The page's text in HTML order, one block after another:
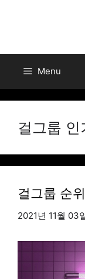
Menu
걸그룹 인
걸그룹 순
2021년 11월 03